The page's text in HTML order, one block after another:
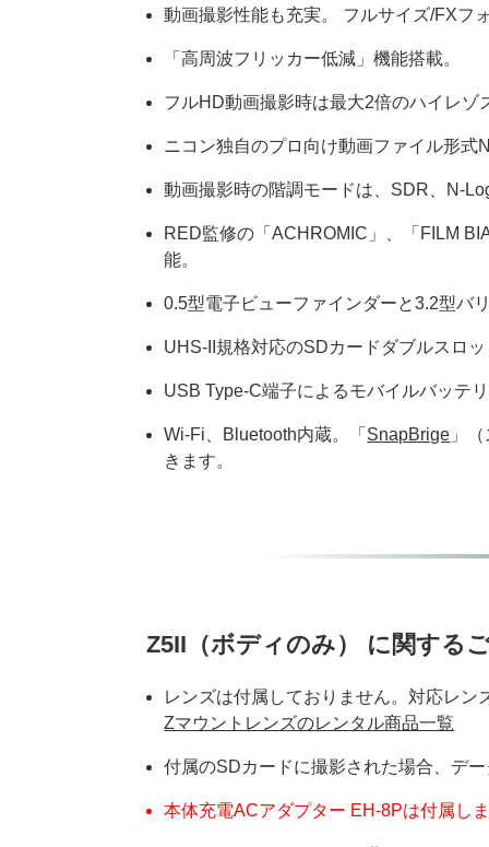
動画撮影性能も充実。 フルサイズ/FXフ
「高周波フリッカー低減」機能搭載。
フルHD動画撮影時は最大2倍のハイレゾ
ニコン独自のプロ向け動画ファイル形式
動画撮影時の階調モードは、SDR、N-
RED監修の「ACHROMIC」、「FILM
能。
0.5型電子ビューファインダーと3.2型バ
UHS-II規格対応のSDカードダブルスロッ
USB Type-C端子によるモバイルバッテ
Wi-Fi、Bluetooth内蔵。「 SnapBrige 」
きます。
Z5II（ボディのみ） に関する
レンズは付属しておりません。対応レン
Zマウントレンズのレンタル商品一覧
付属のSDカードに撮影された場合、デ
本体充電ACアダプター EH-8Pは付属しま